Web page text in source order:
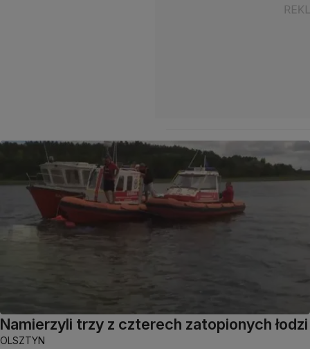
Namierzyli trzy z czterech zatopionych łodzi
OLSZTYN